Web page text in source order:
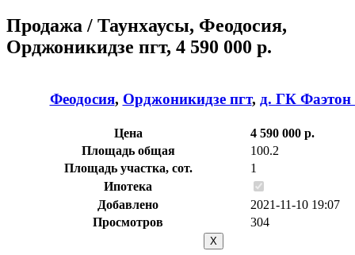
Продажа / Таунхаусы, Феодосия,
Орджоникидзе пгт, 4 590 000 р.
Феодосия, Орджоникидзе пгт, д. ГК Фаэтон
Цена
4 590 000 р.
Площадь общая
100.2
Площадь участка, сот.
1
Ипотека
Добавлено
2021-11-10 19:07
Просмотров
304
X